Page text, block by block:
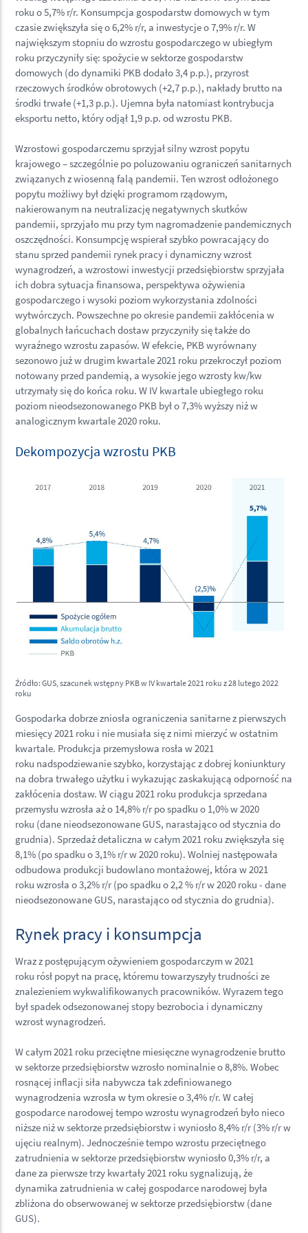
roku o 5,7% r/r. Konsumpcja gospodarstw domowych w tym
czasie zwiększyła się o 6,2% r/r, a inwestycje o 7,9% r/r. W
największym stopniu do wzrostu gospodarczego w ubiegłym
roku przyczyniły się: spożycie w sektorze gospodarstw
domowych (do dynamiki PKB dodało 3,4 p.p.), przyrost
rzeczowych środków obrotowych (+2,7 p.p.), nakłady brutto na
środki trwałe (+1,3 p.p.). Ujemna była natomiast kontrybucja
eksportu netto, który odjął 1,9 p.p. od wzrostu PKB.
Wzrostowi gospodarczemu sprzyjał silny wzrost popytu
krajowego – szczególnie po poluzowaniu ograniczeń sanitarnych
związanych z wiosenną falą pandemii. Ten wzrost odłożonego
popytu możliwy był dzięki programom rządowym,
nakierowanym na neutralizację negatywnych skutków
pandemii, sprzyjało mu przy tym nagromadzenie pandemicznych
oszczędności. Konsumpcję wspierał szybko powracający do
stanu sprzed pandemii rynek pracy i dynamiczny wzrost
wynagrodzeń, a wzrostowi inwestycji przedsiębiorstw sprzyjała
ich dobra sytuacja finansowa, perspektywa ożywienia
gospodarczego i wysoki poziom wykorzystania zdolności
wytwórczych. Powszechne po okresie pandemii zakłócenia w
globalnych łańcuchach dostaw przyczyniły się także do
wyraźnego wzrostu zapasów. W efekcie, PKB wyrównany
sezonowo już w drugim kwartale 2021 roku przekroczył poziom
notowany przed pandemią, a wysokie jego wzrosty kw/kw
utrzymały się do końca roku. W IV kwartale ubiegłego roku
poziom nieodsezonowanego PKB był o 7,3% wyższy niż w
analogicznym kwartale 2020 roku.
Dekompozycja wzrostu PKB
Źródło: GUS, szacunek wstępny PKB w IV kwartale 2021 roku z 28 lutego 2022
roku
Gospodarka dobrze zniosła ograniczenia sanitarne z pierwszych
miesięcy 2021 roku i nie musiała się z nimi mierzyć w ostatnim
kwartale. Produkcja przemysłowa rosła w 2021
roku nadspodziewanie szybko, korzystając z dobrej koniunktury
na dobra trwałego użytku i wykazując zaskakującą odporność na
zakłócenia dostaw. W ciągu 2021 roku produkcja sprzedana
przemysłu wzrosła aż o 14,8% r/r po spadku o 1,0% w 2020
roku (dane nieodsezonowane GUS, narastająco od stycznia do
grudnia). Sprzedaż detaliczna w całym 2021 roku zwiększyła się
8,1% (po spadku o 3,1% r/r w 2020 roku). Wolniej następowała
odbudowa produkcji budowlano montażowej, która w 2021
roku wzrosła o 3,2% r/r (po spadku o 2,2 % r/r w 2020 roku - dane
nieodsezonowane GUS, narastająco od stycznia do grudnia).
Rynek pracy i konsumpcja
Wraz z postępującym ożywieniem gospodarczym w 2021
roku rósł popyt na pracę, któremu towarzyszyły trudności ze
znalezieniem wykwalifikowanych pracowników. Wyrazem tego
był spadek odsezonowanej stopy bezrobocia i dynamiczny
wzrost wynagrodzeń.
W całym 2021 roku przeciętne miesięczne wynagrodzenie brutto
w sektorze przedsiębiorstw wzrosło nominalnie o 8,8%. Wobec
rosnącej inflacji siła nabywcza tak zdefiniowanego
wynagrodzenia wzrosła w tym okresie o 3,4% r/r. W całej
gospodarce narodowej tempo wzrostu wynagrodzeń było nieco
niższe niż w sektorze przedsiębiorstw i wyniosło 8,4% r/r (3% r/r w
ujęciu realnym). Jednocześnie tempo wzrostu przeciętnego
zatrudnienia w sektorze przedsiębiorstw wyniosło 0,3% r/r, a
dane za pierwsze trzy kwartały 2021 roku sygnalizują, że
dynamika zatrudnienia w całej gospodarce narodowej była
zbliżona do obserwowanej w sektorze przedsiębiorstw (dane
GUS).